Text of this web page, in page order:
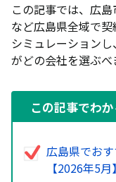
この記事では、広
など広島県全域で
シミュレーション
がどの会社を選ぶべ
この記事でわ
広島県でお
【2026年5月】